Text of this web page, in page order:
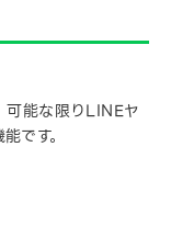
可能な限りLINEヤ
です。